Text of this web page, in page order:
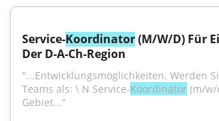
Service-Koordinator (M/W/D) Für
Der D-A-Ch-Region
"...Entwicklungsmöglichkeiten. Werden
Teams als: \ N Service-Koordinator (m/
Gebiet..."